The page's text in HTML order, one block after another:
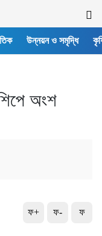
উন্নয়ন ও সমৃদ্ধি
অংশ
ফ+ ফ- ফ